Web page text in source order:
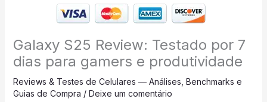
Galaxy S25 Review: Testado por 7
dias para gamers e produtividade
Reviews & Testes de Celulares — Análises, Benchmarks e
Guias de Compra / Deixe um comentário